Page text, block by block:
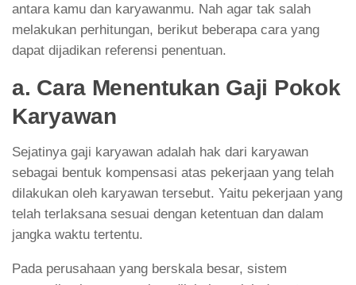
antara kamu dan karyawanmu. Nah agar tak salah
melakukan perhitungan, berikut beberapa cara yang
dapat dijadikan referensi penentuan.
a. Cara Menentukan Gaji Pokok
Karyawan
Sejatinya gaji karyawan adalah hak dari karyawan
sebagai bentuk kompensasi atas pekerjaan yang telah
dilakukan oleh karyawan tersebut. Yaitu pekerjaan yang
telah terlaksana sesuai dengan ketentuan dan dalam
jangka waktu tertentu.
Pada perusahaan yang berskala besar, sistem